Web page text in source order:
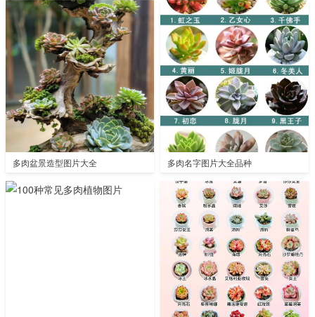
多肉盆景造型图片大全 多肉名字图片大全品种